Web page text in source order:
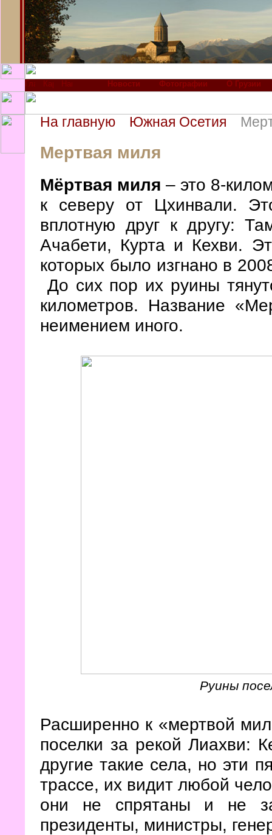
Новости Фотографии О Грузии
На главную Южная Осетия
Мертвая миля
Мёртвая миля – это 8-
к северу от Цхинвали.
вплотную друг к другу:
Ачабети, Курта и Кехви.
которых было изгнано в
До сих пор их руины
километров. Название
неимением иного.
Руины
Расширенно к «мертвой
поселки за рекой Лиахви:
другие такие села, но эти
трассе, их видит любой
они не спрятаны и не
президенты, министры,